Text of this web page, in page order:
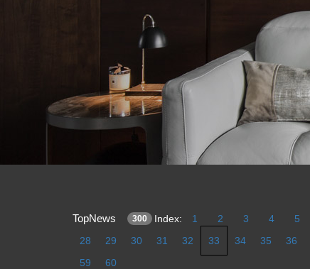
TopNews 300 Index: 1 2 3 4 5
28
29 30 31 32 33 34 35 36
59
60